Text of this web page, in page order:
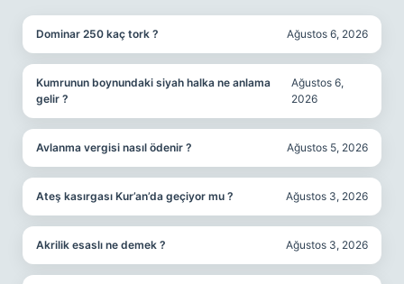
Dominar 250 kaç tork ? Ağustos 6, 2026
Kumrunun boynundaki siyah halka ne anlama
gelir ?
Ağustos 6,
2026
Avlanma vergisi nasıl ödenir ? Ağustos 5, 2026
Ateş kasırgası Kur’an’da geçiyor mu ? Ağustos 3, 2026
Akrilik esaslı ne demek ? Ağustos 3, 2026